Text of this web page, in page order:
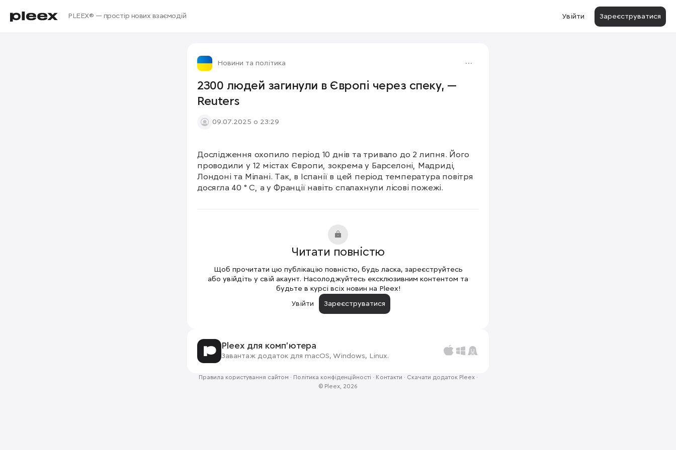
PLEEX® — простір нових взаємодій Увійти Зареєструватися
Новини та політика
2300 людей загинули в Європі через спеку, —
Reuters
09.07.2025 о 23:29
Дослідження охопило період 10 днів та тривало до 2 липня. Його
проводили у 12 містах Європи, зокрема у Барселоні, Мадриді,
Лондоні та Мілані. Так, в Іспанії в цей період температура повітря
досягла 40 ° C, а у Франції навіть спалахнули лісові пожежі.
Читати повністю
Щоб прочитати цю публікацію повністю, будь ласка, зареєструйтесь
або увійдіть у свій акаунт. Насолоджуйтесь ексклюзивним контентом та
будьте в курсі всіх новин на Pleex!
Увійти
Зареєструватися
Pleex для комп'ютера
Завантаж додаток для macOS, Windows, Linux.
Правила користування сайтом · Політика конфіденційності · Контакти · Скачати додаток Pleex·
© Pleex, 2026